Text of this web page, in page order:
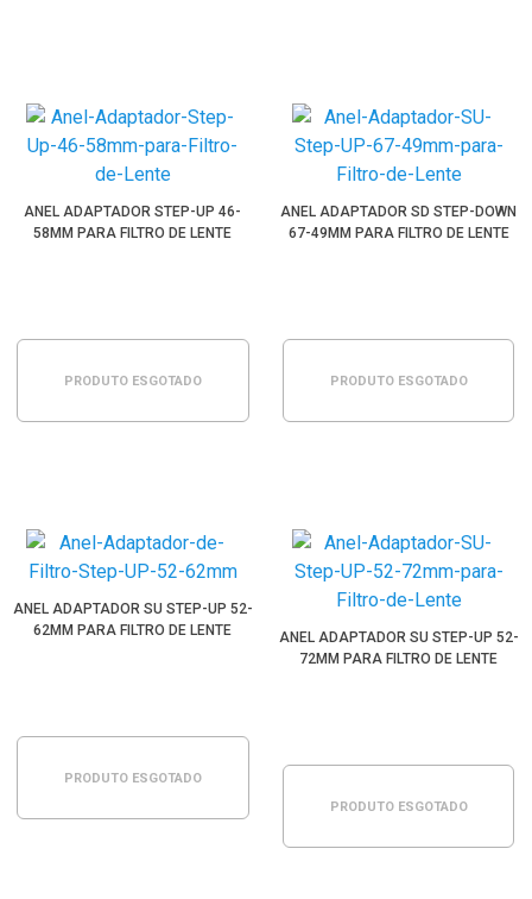
ANEL ADAPTADOR STEP-UP 46-
58MM PARA FILTRO DE LENTE
PRODUTO ESGOTADO
ANEL ADAPTADOR SD STEP-DOWN
67-49MM PARA FILTRO DE LENTE
PRODUTO ESGOTADO
ANEL ADAPTADOR SU STEP-UP 52-
62MM PARA FILTRO DE LENTE
PRODUTO ESGOTADO
ANEL ADAPTADOR SU STEP-UP 52-
72MM PARA FILTRO DE LENTE
PRODUTO ESGOTADO